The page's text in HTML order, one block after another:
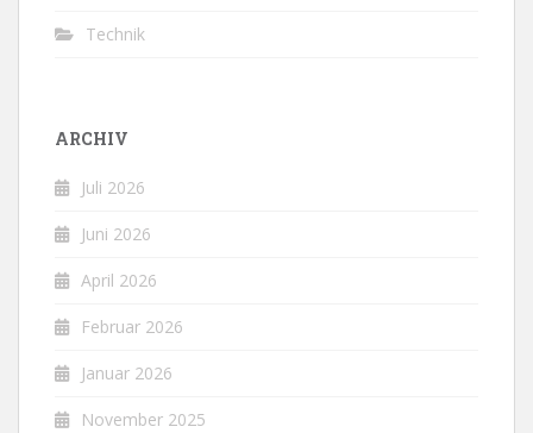
Technik
ARCHIV
Juli 2026
Juni 2026
April 2026
Februar 2026
Januar 2026
November 2025